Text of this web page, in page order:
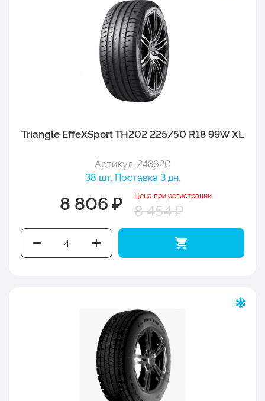
Triangle EffeXSport TH202 225/50 R18 99W XL
Артикул: 248620
38 шт. Поставка 3 дн.
8 806 ₽ Цена при регистрации
8 454 ₽